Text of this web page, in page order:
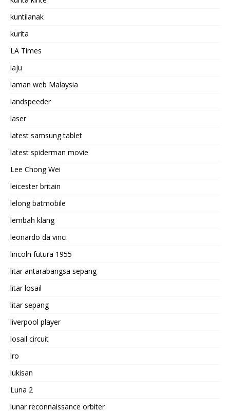
kuntilanak
kurita
LA Times
laju
laman web Malaysia
landspeeder
laser
latest samsung tablet
latest spiderman movie
Lee Chong Wei
leicester britain
lelong batmobile
lembah klang
leonardo da vinci
lincoln futura 1955
litar antarabangsa sepang
litar losail
litar sepang
liverpool player
losail circuit
lro
lukisan
Luna 2
lunar reconnaissance orbiter